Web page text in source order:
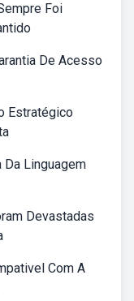
Foi
De Acesso
Estratégico
Da Linguagem
Devastadas
Com A